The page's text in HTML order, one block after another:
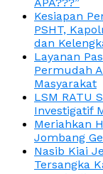
Kesiapan
PSHT,
dan
Layanan
Permudah
Masyarakat
LSM RATU
Investigatif
Meriahkan
Jombang
Nasib Kiai
Tersangka